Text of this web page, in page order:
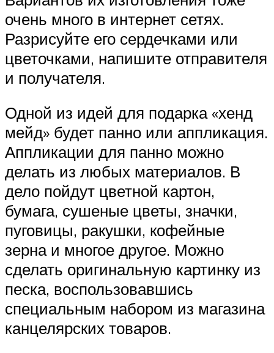
очень много в интернет сетях.
Разрисуйте его сердечками или
цветочками, напишите отправителя
и получателя.
Одной из идей для подарка «хенд
мейд» будет панно или аппликация.
Аппликации для панно можно
делать из любых материалов. В
дело пойдут цветной картон,
бумага, сушеные цветы, значки,
пуговицы, ракушки, кофейные
зерна и многое другое. Можно
сделать оригинальную картинку из
песка, воспользовавшись
специальным набором из магазина
канцелярских товаров.